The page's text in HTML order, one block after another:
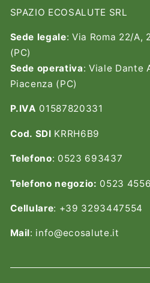
SPAZIO ECOSALUTE SRL
Sede legale: Via Roma 22/A,
(PC)
Sede operativa: Viale Dante
Piacenza (PC)
P.IVA 01587820331
Cod. SDI KRRH6B9
Telefono: 0523 693437
Telefono negozio: 0523
Cellulare: +39 3293447554
Mail: info@ecosalute.it